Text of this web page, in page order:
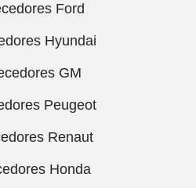
Ford
Hyundai
GM
Peugeot
Renaut
Honda